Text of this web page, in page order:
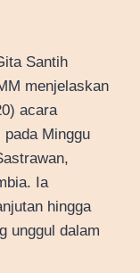
Santih
menjelaskan
acara
Minggu
Ia
hingga
unggul dalam